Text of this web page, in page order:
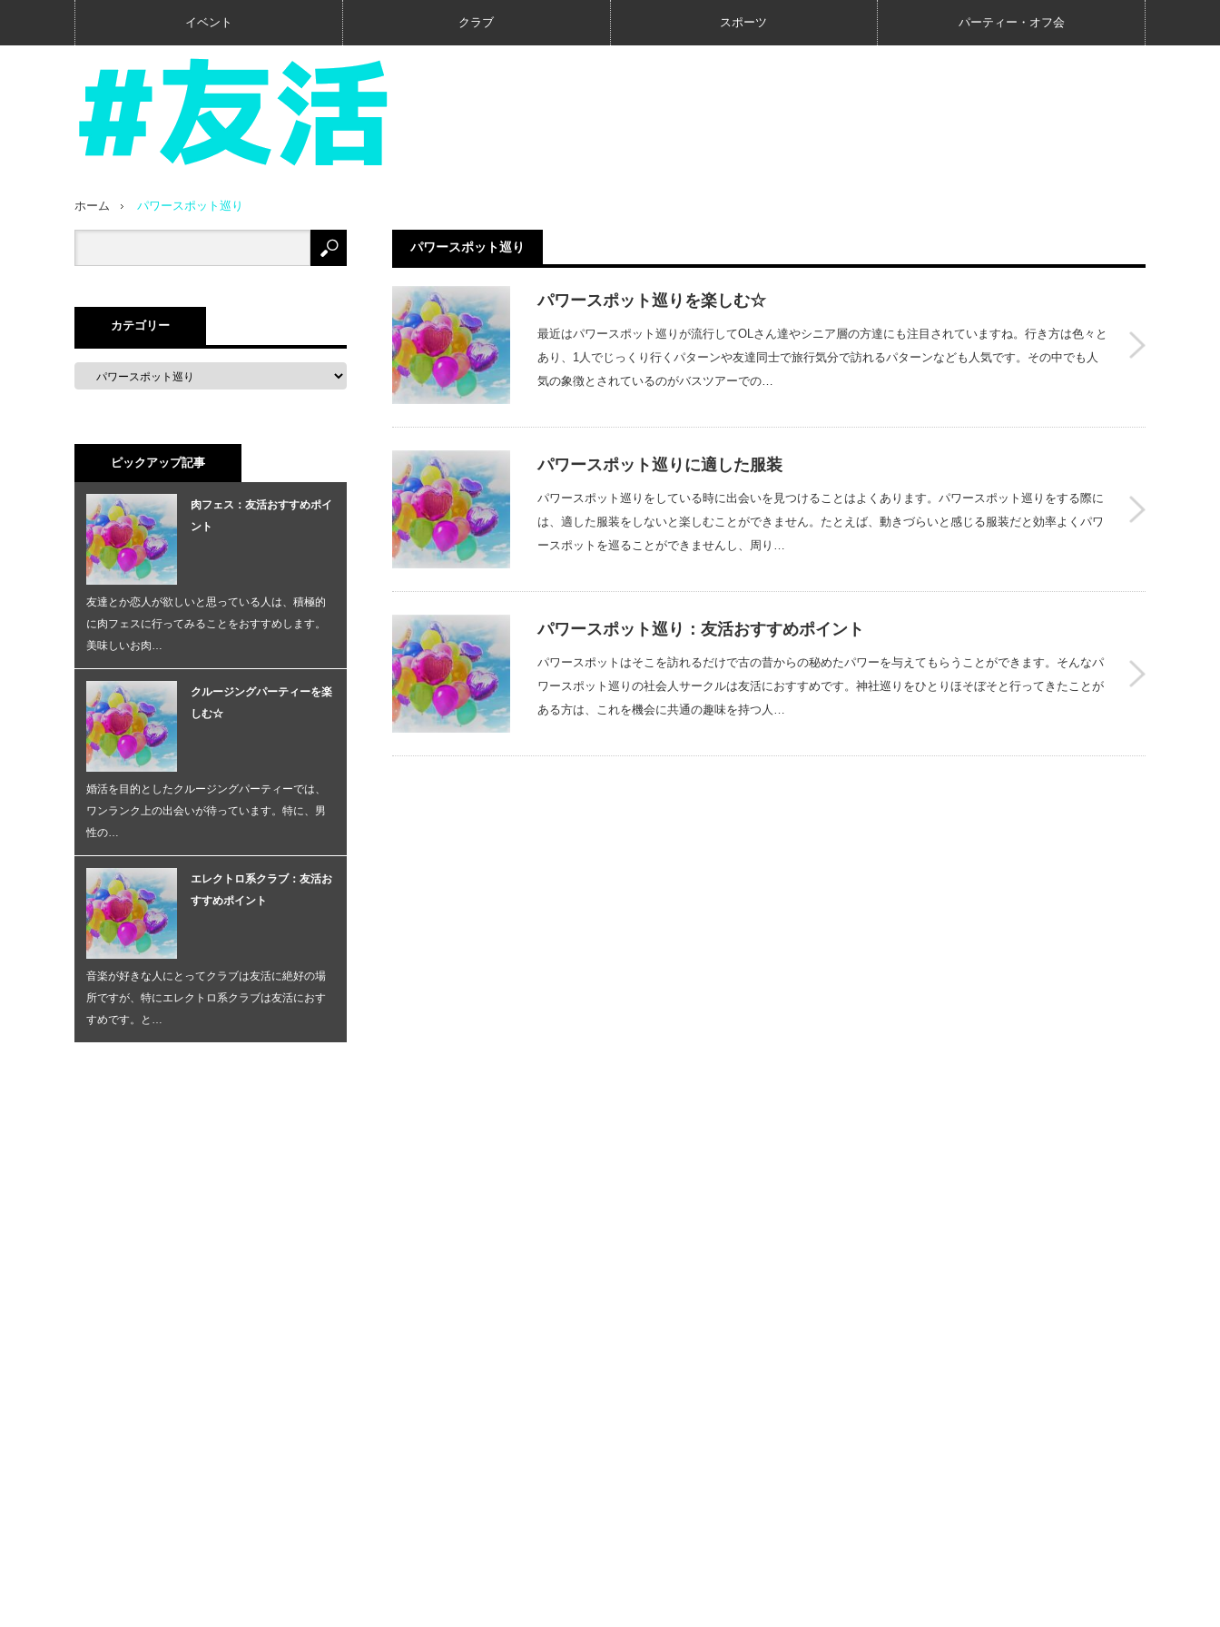
イベント クラブ スポーツ パーティー・オフ会
ホーム パワースポット巡り
パワースポット巡り
パワースポット巡りを楽しむ☆
最近はパワースポット巡りが流行してOLさん達やシニア層の方達にも注目されていますね。行き方は色々と
あり、1人でじっくり行くパターンや友達同士で旅行気分で訪れるパターンなども人気です。その中でも人
気の象徴とされているのがバスツアーでの…
パワースポット巡りに適した服装
パワースポット巡りをしている時に出会いを見つけることはよくあります。パワースポット巡りをする際に
は、適した服装をしないと楽しむことができません。たとえば、動きづらいと感じる服装だと効率よくパワ
ースポットを巡ることができませんし、周り…
パワースポット巡り：友活おすすめポイント
パワースポットはそこを訪れるだけで古の昔からの秘めたパワーを与えてもらうことができます。そんなパ
ワースポット巡りの社会人サークルは友活におすすめです。神社巡りをひとりほそぼそと行ってきたことが
ある方は、これを機会に共通の趣味を持つ人…
カテゴリー
ピックアップ記事
肉フェス：友活おすすめポイ
ント
友達とか恋人が欲しいと思っている人は、積極的
に肉フェスに行ってみることをおすすめします。
美味しいお肉…
クルージングパーティーを楽
しむ☆
婚活を目的としたクルージングパーティーでは、
ワンランク上の出会いが待っています。特に、男
性の…
エレクトロ系クラブ：友活お
すすめポイント
音楽が好きな人にとってクラブは友活に絶好の場
所ですが、特にエレクトロ系クラブは友活におす
すめです。と…